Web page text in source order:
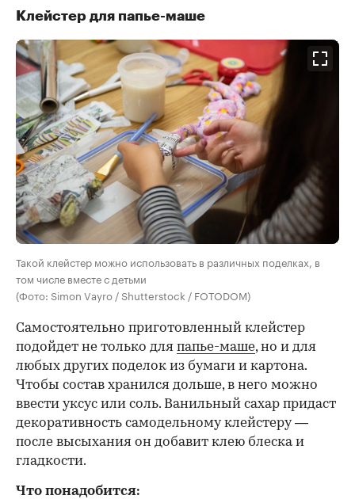
Клейстер для папье-маше
Такой клейстер можно использовать в различных поделках, в
том числе вместе с детьми
(Фото: Simon Vayro / Shutterstock / FOTODOM)
Самостоятельно приготовленный клейстер
подойдет не только для папье-маше, но и для
любых других поделок из бумаги и картона.
Чтобы состав хранился дольше, в него можно
ввести уксус или соль. Ванильный сахар придаст
декоративность самодельному клейстеру —
после высыхания он добавит клею блеска и
гладкости.
Что понадобится: